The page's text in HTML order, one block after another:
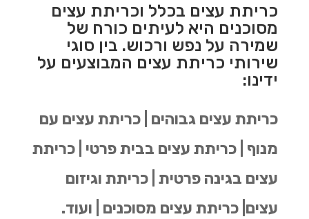
כריתת עצים בכלל וכריתת עצים
מסוכנים היא לעיתים כורח של
שמירה על נפש ורכוש. בין סוגי
שירותי כריתת עצים המבוצעים על
ידינו:
כריתת עצים גבוהים | כריתת עצים עם
מנוף | כריתת עצים בבית פרטי | כריתת
עצים בגינה פרטית | כריתת וגיזום
עצים| כריתת עצים מסוכנים | ועוד.